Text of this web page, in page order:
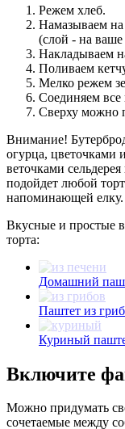
Режем хлеб.
Намазываем на
(слой - на
Накладываем
Поливаем
Мелко режем
Соединяем все
Сверху можно
Внимание!
огурца, цветочками
веточками
подойдет любой
напоминающей елку.
Вкусные и простые
торта:
Домашний
Паштет из
Куриный
Включите
Можно придумать
сочетаемые между